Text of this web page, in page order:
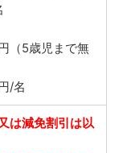
（5歳児まで無
/名
は減免割引は以